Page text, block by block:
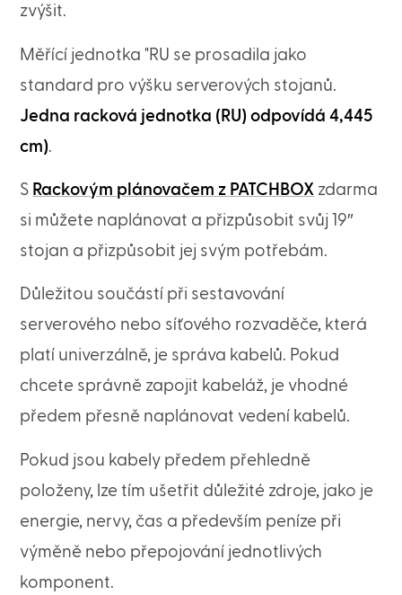
zvýšit.
Měřící jednotka "RU se prosadila jako
standard pro výšku serverových stojanů.
Jedna racková jednotka (RU) odpovídá 4,445
cm).
S Rackovým plánovačem z PATCHBOX zdarma
si můžete naplánovat a přizpůsobit svůj 19″
stojan a přizpůsobit jej svým potřebám.
Důležitou součástí při sestavování
serverového nebo síťového rozvaděče, která
platí univerzálně, je správa kabelů. Pokud
chcete správně zapojit kabeláž, je vhodné
předem přesně naplánovat vedení kabelů.
Pokud jsou kabely předem přehledně
položeny, lze tím ušetřit důležité zdroje, jako je
energie, nervy, čas a především peníze při
výměně nebo přepojování jednotlivých
komponent.